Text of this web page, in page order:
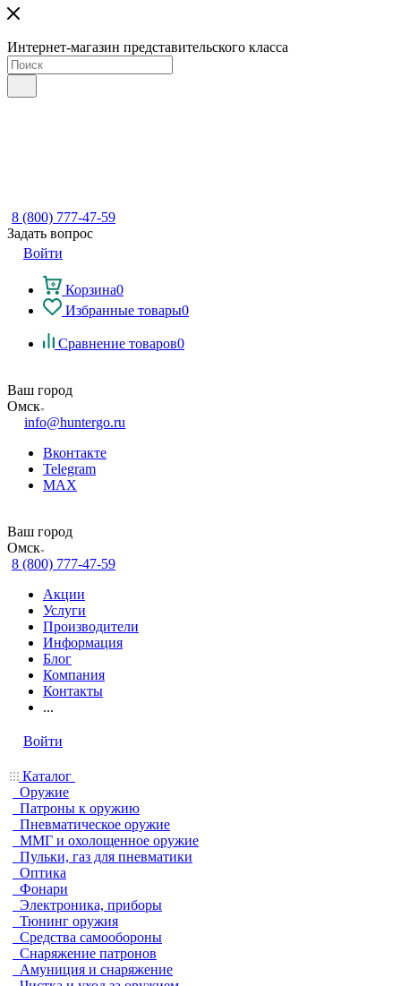
Интернет-магазин представительского класса
8 (800) 777-47-59
Задать вопрос
Войти
Корзина0
Избранные товары0
Сравнение товаров0
Ваш город
Омск
info@huntergo.ru
Вконтакте
Telegram
MAX
Ваш город
Омск
8 (800) 777-47-59
Акции
Услуги
Производители
Информация
Блог
Компания
Контакты
...
Войти
Каталог
Оружие
Патроны к оружию
Пневматическое оружие
ММГ и охолощенное оружие
Пульки, газ для пневматики
Оптика
Фонари
Электроника, приборы
Тюнинг оружия
Средства самообороны
Снаряжение патронов
Амуниция и снаряжение